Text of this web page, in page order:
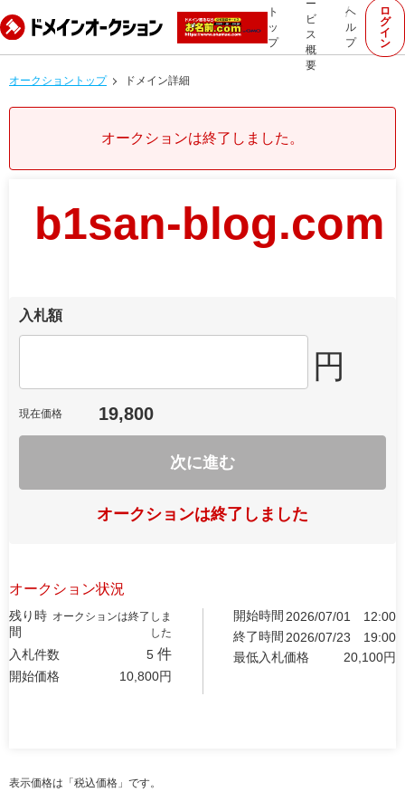
ト
ッ
プ
ー
ビ
ス
概
要
ヘ
ル
プ
ロ
グ
イ
ン
オークショントップ ドメイン詳細
オークションは終了しました。
b1san-blog.com
入札額
円
現在価格 19,800
次に進む
オークションは終了しました
オークション状況
残り時
間
オークションは終了しま
した
入札件数 5 件
開始価格 10,800円
開始時間 2026/07/01
12:00
終了時間 2026/07/23
19:00
最低入札価格
20,100円
表示価格は「税込価格」です。